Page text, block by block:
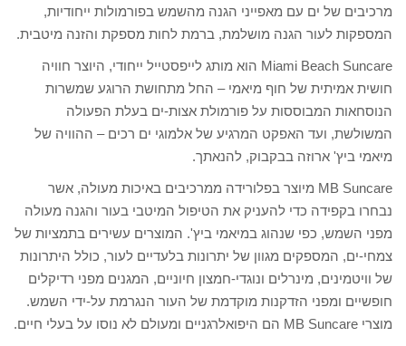
מרכיבים של ים עם מאפייני הגנה מהשמש בפורמולות ייחודיות,
המספקות לעור הגנה מושלמת, ברמת לחות מספקת והזנה מיטבית.
Miami Beach Suncare הוא מותג לייפסטייל ייחודי, היוצר חוויה
חושית אמיתית של חוף מיאמי – החל מתחושת הרוגע שמשרות
הנוסחאות המבוססות על פורמולת אצות-ים בעלת הפעולה
המשולשת, ועד האפקט המרגיע של אלמוגי ים רכים – ההוויה של
מיאמי ביץ' ארוזה בבקבוק, להנאתך.
MB Suncare מיוצר בפלורידה ממרכיבים באיכות מעולה, אשר
נבחרו בקפידה כדי להעניק את הטיפול המיטבי בעור והגנה מעולה
מפני השמש, כפי שנהוג במיאמי ביץ'. המוצרים עשירים בתמציות של
צמחי-ים, המספקים מגוון של יתרונות בלעדיים לעור, כולל היתרונות
של וויטמינים, מינרלים ונוגדי-חמצון חיוניים, המגנים מפני רדיקלים
חופשיים ומפני הזדקנות מוקדמת של העור הנגרמת על-ידי השמש.
מוצרי MB Suncare הם היפואלרגניים ומעולם לא נוסו על בעלי חיים.